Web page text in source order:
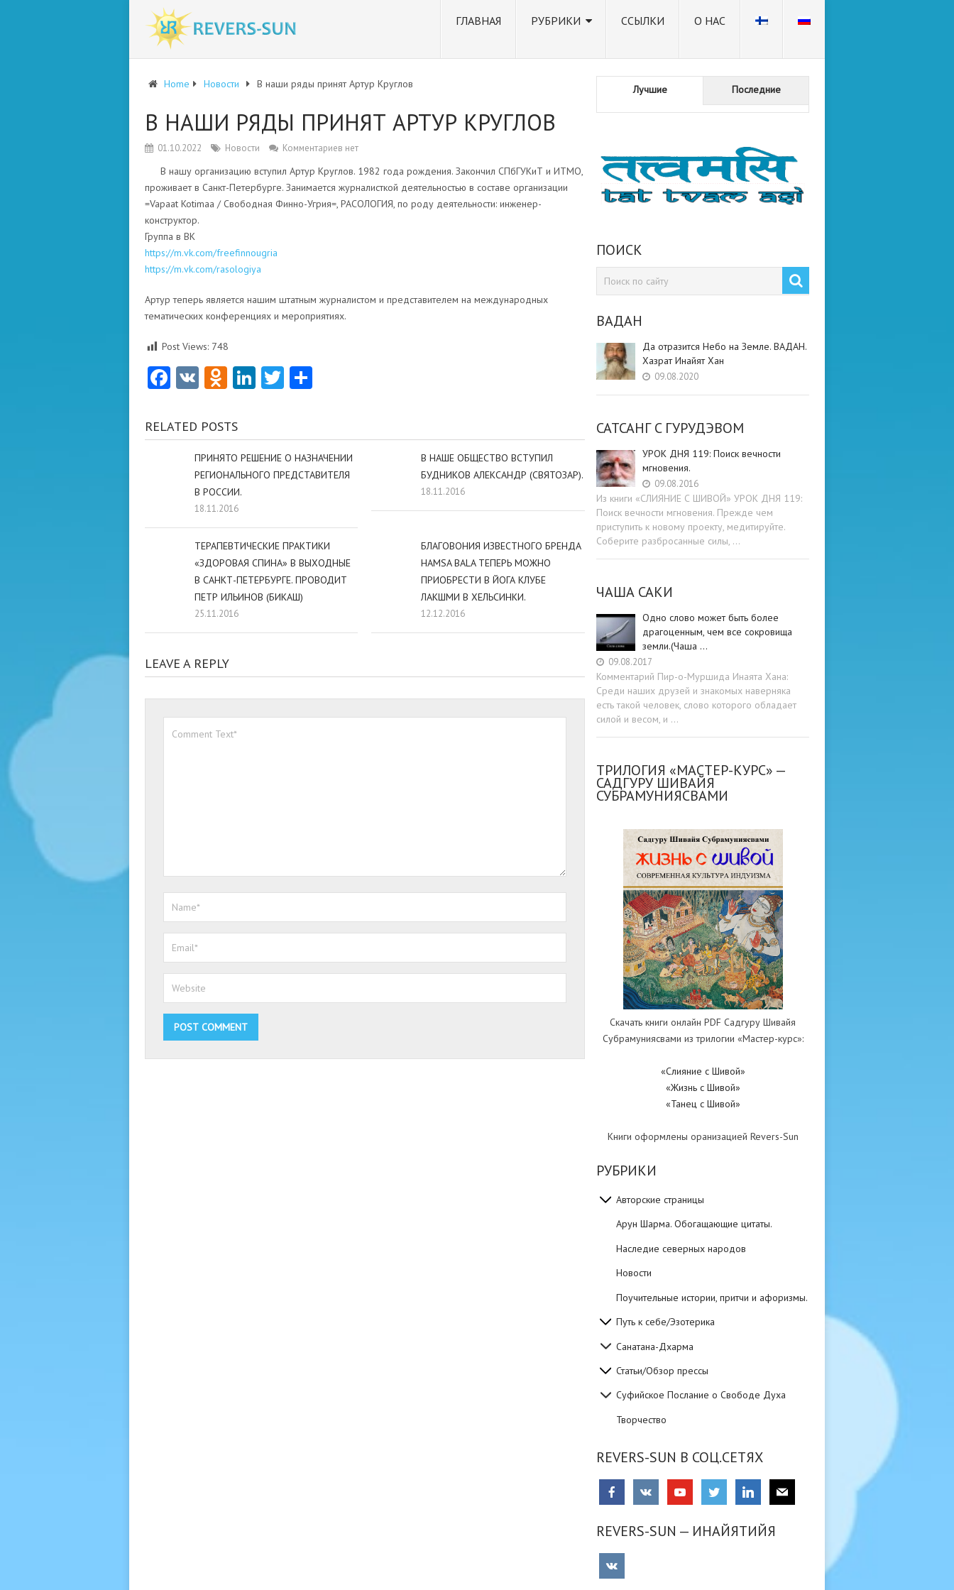
ГЛАВНАЯ РУБРИКИ ССЫЛКИ О НАС
Home Новости В наши ряды принят Артур Круглов
В НАШИ РЯДЫ ПРИНЯТ АРТУР КРУГЛОВ
01.10.2022 Новости Комментариев нет
В нашу организацию вступил Артур Круглов. 1982 года рождения. Закончил СПбГУКиТ и ИТМО,
проживает в Санкт-Петербурге. Занимается журналисткой деятельностью в составе организации
=Vapaat Kotimaa / Свободная Финно-Угрия=, РАСОЛОГИЯ, по роду деятельности: инженер-
конструктор.
Группа в ВК
https://m.vk.com/freefinnougria
https://m.vk.com/rasologiya
Артур теперь является нашим штатным журналистом и представителем на международных
тематических конференциях и мероприятиях.
Post Views: 748
Facebook
VKOdnoklassniki
LinkedIn
TwitterОтправить
RELATED POSTS
ПРИНЯТО РЕШЕНИЕ О НАЗНАЧЕНИИ
РЕГИОНАЛЬНОГО ПРЕДСТАВИТЕЛЯ
В РОССИИ.
18.11.2016
В НАШЕ ОБЩЕСТВО ВСТУПИЛ
БУДНИКОВ АЛЕКСАНДР (СВЯТОЗАР).
18.11.2016
ТЕРАПЕВТИЧЕСКИЕ ПРАКТИКИ
«ЗДОРОВАЯ СПИНА» В ВЫХОДНЫЕ
В САНКТ-ПЕТЕРБУРГЕ. ПРОВОДИТ
ПЕТР ИЛЬИНОВ (БИКАШ)
25.11.2016
БЛАГОВОНИЯ ИЗВЕСТНОГО БРЕНДА
HAMSA BALA ТЕПЕРЬ МОЖНО
ПРИОБРЕСТИ В ЙОГА КЛУБЕ
ЛАКШМИ В ХЕЛЬСИНКИ.
12.12.2016
LEAVE A REPLY
Лучшие Последние
ПОИСК
ВАДАН
Да отразится Небо на Земле. ВАДАН.
Хазрат Инайят Хан
09.08.2020
САТСАНГ C ГУРУДЭВОМ
УРОК ДНЯ 119: Поиск вечности
мгновения.
09.08.2016
Из книги «СЛИЯНИЕ С ШИВОЙ» УРОК ДНЯ 119:
Поиск вечности мгновения. Прежде чем
приступить к новому проекту, медитируйте.
Соберите разбросанные силы, …
ЧАША САКИ
Одно слово может быть более
драгоценным, чем все сокровища
земли.(Чаша …
09.08.2017
Комментарий Пир-о-Муршида Инаята Хана:
Среди наших друзей и знакомых наверняка
есть такой человек, слово которого обладает
силой и весом, и …
ТРИЛОГИЯ «МАСТЕР-КУРС» —
САДГУРУ ШИВАЙЯ
СУБРАМУНИЯСВАМИ
Скачать книги онлайн PDF Садгуру Шивайя
Субрамуниясвами из трилогии «Мастер-курс»:
«Слияние с Шивой»
«Жизнь с Шивой»
«Танец с Шивой»
Книги оформлены оранизацией Revers-Sun
РУБРИКИ
Авторские страницы
Арун Шарма. Обогащающие цитаты.
Наследие северных народов
Новости
Поучительные истории, притчи и афоризмы.
Путь к себе/Эзотерика
Санатана-Дхарма
Статьи/Обзор прессы
Суфийское Послание о Свободе Духа
Творчество
REVERS-SUN В СОЦ.СЕТЯХ
REVERS-SUN — ИНАЙЯТИЙЯ